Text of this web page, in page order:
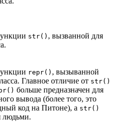
str() , вызванной для
repr() , вызыванной
Главное отличие от str()
больше предназначен для
вывода (более того, это
код на Питоне), а str()
людьми.